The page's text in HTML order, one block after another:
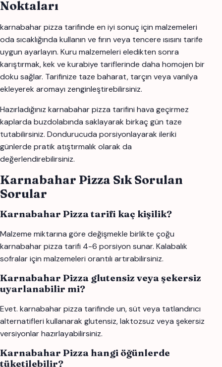
Noktaları
karnabahar pizza tarifinde en iyi sonuç için malzemeleri
oda sıcaklığında kullanın ve fırın veya tencere ısısını tarife
uygun ayarlayın. Kuru malzemeleri eledikten sonra
karıştırmak, kek ve kurabiye tariflerinde daha homojen bir
doku sağlar. Tarifinize taze baharat, tarçın veya vanilya
ekleyerek aromayı zenginleştirebilirsiniz.
Hazırladığınız karnabahar pizza tarifini hava geçirmez
kaplarda buzdolabında saklayarak birkaç gün taze
tutabilirsiniz. Dondurucuda porsiyonlayarak ileriki
günlerde pratik atıştırmalık olarak da
değerlendirebilirsiniz.
Karnabahar Pizza Sık Sorulan
Sorular
Karnabahar Pizza tarifi kaç kişilik?
Malzeme miktarına göre değişmekle birlikte çoğu
karnabahar pizza tarifi 4-6 porsiyon sunar. Kalabalık
sofralar için malzemeleri orantılı artırabilirsiniz.
Karnabahar Pizza glutensiz veya şekersiz
uyarlanabilir mi?
Evet. karnabahar pizza tarifinde un, süt veya tatlandırıcı
alternatifleri kullanarak glutensiz, laktozsuz veya şekersiz
versiyonlar hazırlayabilirsiniz.
Karnabahar Pizza hangi öğünlerde
tüketilebilir?